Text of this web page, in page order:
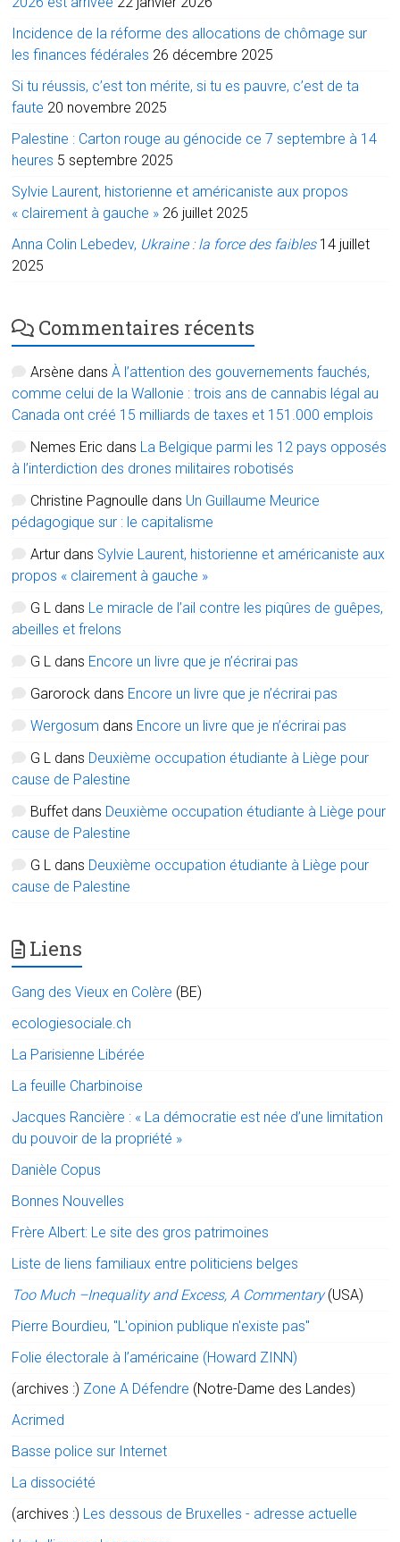
Incidence de la réforme des allocations de chômage sur
les finances fédérales 26 décembre 2025
Si tu réussis, c’est ton mérite, si tu es pauvre, c’est de ta
faute 20 novembre 2025
Palestine : Carton rouge au génocide ce 7 septembre à 14
heures 5 septembre 2025
Sylvie Laurent, historienne et américaniste aux propos
« clairement à gauche » 26 juillet 2025
Anna Colin Lebedev, Ukraine : la force des faibles 14 juillet
2025
Commentaires récents
Arsène dansÀ l’attention des gouvernements fauchés,
comme celui de la Wallonie : trois ans de cannabis légal au
Canada ont créé 15 milliards de taxes et 151.000 emplois
Nemes Eric dans La Belgique parmi les 12 pays opposés
à l’interdiction des drones militaires robotisés
Christine Pagnoulle dans Un Guillaume Meurice
pédagogique sur : le capitalisme
Artur dans Sylvie Laurent, historienne et américaniste aux
propos « clairement à gauche »
G L dans Le miracle de l’ail contre les piqûres de guêpes,
abeilles et frelons
G L dans Encore un livre que je n’écrirai pas
Garorock dans Encore un livre que je n’écrirai pas
Wergosum dans Encore un livre que je n’écrirai pas
G L dans Deuxième occupation étudiante à Liège pour
cause de Palestine
Buffet dans Deuxième occupation étudiante à Liège pour
cause de Palestine
G L dans Deuxième occupation étudiante à Liège pour
cause de Palestine
Liens
Gang des Vieux en Colère (BE)
ecologiesociale.ch
La Parisienne Libérée
La feuille Charbinoise
Jacques Rancière : « La démocratie est née d’une limitation
du pouvoir de la propriété »
Danièle Copus
Bonnes Nouvelles
Frère Albert: Le site des gros patrimoines
Liste de liens familiaux entre politiciens belges
Too Much –Inequality and Excess, A Commentary (USA)
Pierre Bourdieu, "L'opinion publique n'existe pas"
Folie électorale à l’américaine (Howard ZINN)
(archives :) Zone A Défendre (Notre-Dame des Landes)
Acrimed
Basse police sur Internet
La dissociété
(archives :) Les dessous de Bruxelles - adresse actuelle